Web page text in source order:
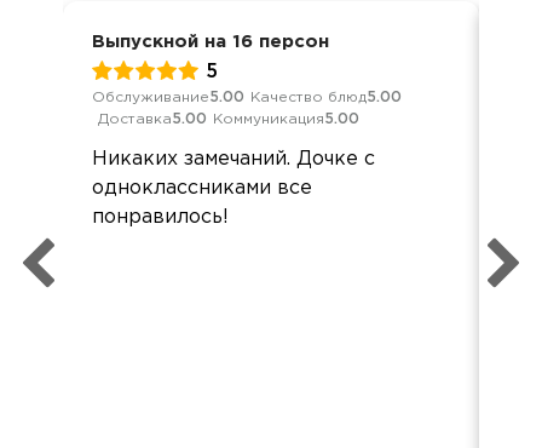
Выпускной на 16 персон
5
Обслуживание5.00 Качество блюд5.00
Доставка5.00 Коммуникация5.00
Никаких замечаний. Дочке с
одноклассниками все
понравилось!